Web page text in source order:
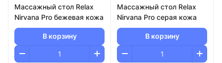
Массажный стол Relax
Nirvana Pro бежевая кожа
В корзину
Массажный стол Relax
Nirvana Pro серая кожа
В корзину